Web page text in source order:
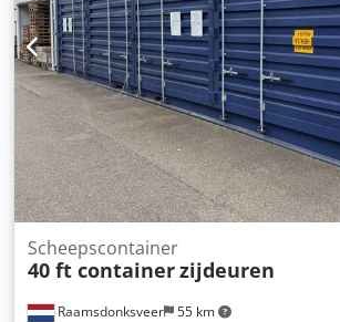
Raamsdonksveer 55 km
Scheepscontainer
40 ft containerzijdeuren